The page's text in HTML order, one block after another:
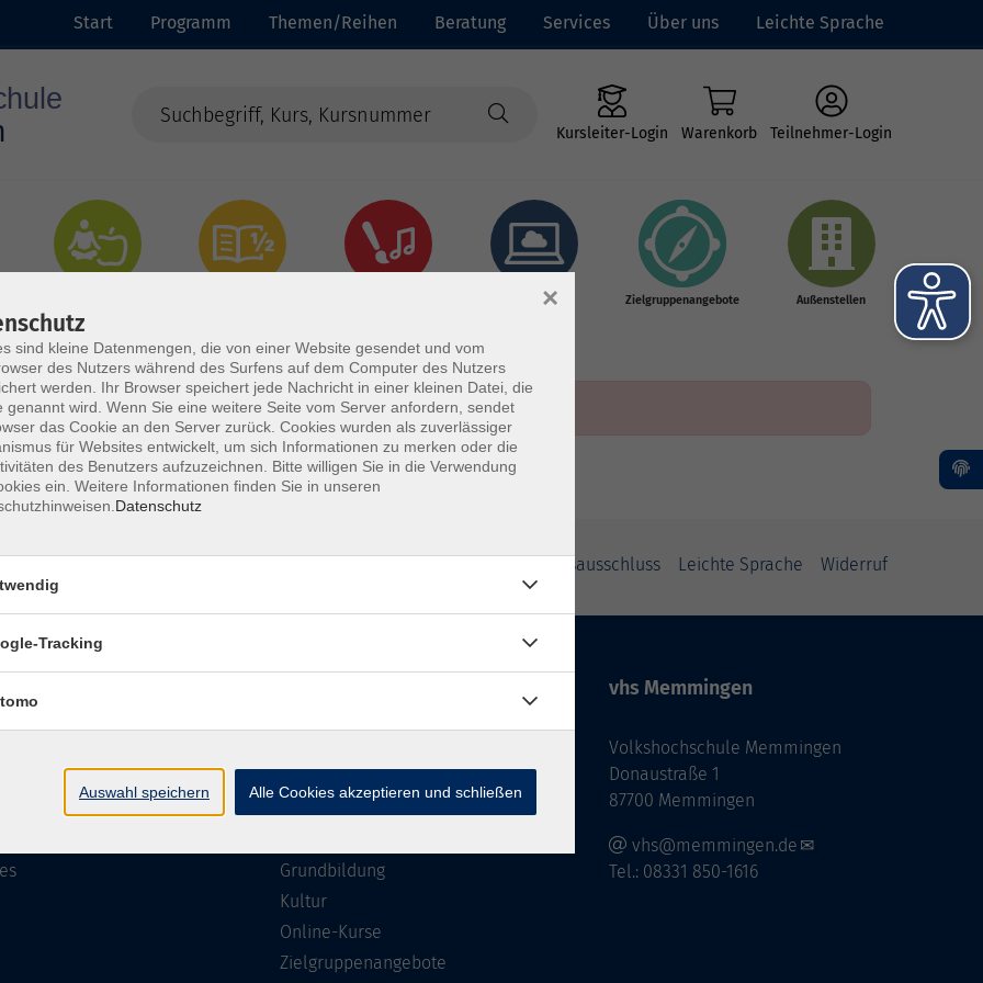
Start Programm Themen/Reihen Beratung Services Über uns Leichte Sprache
Kursleiter-Login Warenkorb Teilnehmer-Login
Online-Kurse Zielgruppenangebote Außenstellen
Haftungsausschluss Leichte Sprache Widerruf
Reihen
Grundbildung
Kultur
Online-Kurse
Zielgruppenangebote
vhs Memmingen
Volkshochschule Memmingen
Donaustraße 1
87700 Memmingen
vhs@memmingen.de
Tel.: 08331 850-1616
sind kleine Datenmengen, die von einer Website gesendet und vom
des Nutzers während des Surfens auf dem Computer des Nutzers
werden. Ihr Browser speichert jede Nachricht in einer kleinen Datei, die
genannt wird. Wenn Sie eine weitere Seite vom Server anfordern, sendet
das Cookie an den Server zurück. Cookies wurden als zuverlässiger
für Websites entwickelt, um sich Informationen zu merken oder die
des Benutzers aufzuzeichnen. Bitte willigen Sie in die Verwendung
ein. Weitere Informationen finden Sie in unseren
Datenschutz
×
Tracking
Auswahl speichern Alle Cookies akzeptieren und schließen